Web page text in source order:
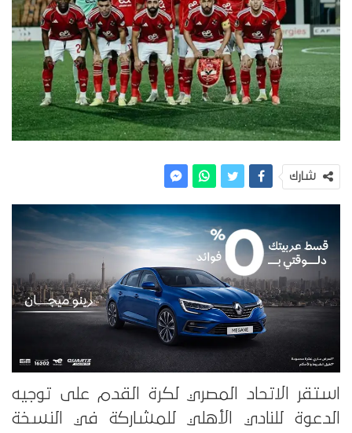
شارك
استقر الاتحاد المصري لكرة القدم على توجيه
الدعوة للنادي الأهلي للمشاركة في النسخة